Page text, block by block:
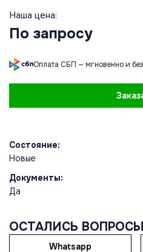
Наша цена:
По запросу
Оплата СБП — мгновенно и
Состояние:
Новые
Документы:
Да
ОСТАЛИСЬ
Whatsapp